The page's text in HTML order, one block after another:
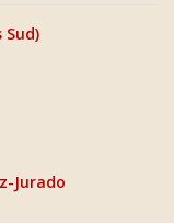
Sud)
Jurado